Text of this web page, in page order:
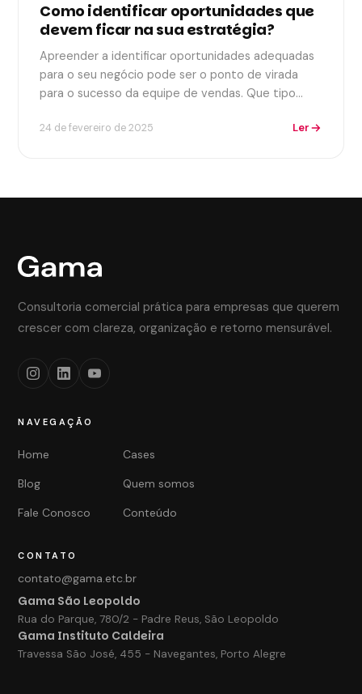
Como identificar oportunidades que
devem ficar na sua estratégia?
Apreender a identificar oportunidades adequadas
para o seu negócio pode ser o ponto de virada
para o sucesso da equipe de vendas. Que tipo…
24 de fevereiro de 2025 Ler
Consultoria comercial prática para empresas que querem
crescer com clareza, organização e retorno mensurável.
NAVEGAÇÃO
Home
Cases
Blog
Quem somos
Fale Conosco
Conteúdo
CONTATO
contato@gama.etc.br
Gama São Leopoldo
Rua do Parque, 780/2 - Padre Reus, São Leopoldo
Gama Instituto Caldeira
Travessa São José, 455 - Navegantes, Porto Alegre